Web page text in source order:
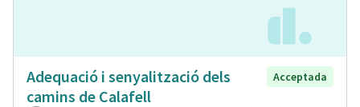
Adequació i senyalització dels
camins de Calafell
Acceptada